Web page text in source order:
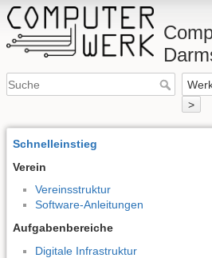
>
Schnelleinstieg
Verein
Vereinsstruktur
Software-Anleitungen
Aufgabenbereiche
Digitale Infrastruktur